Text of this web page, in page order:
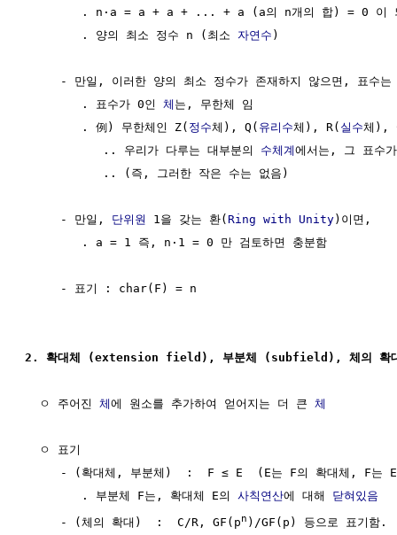
. n·a = a + a + ... + a (a의 n개의 합) = 0 이
        . 양의 최소 정수 n (최소
자연수 )
- 만일, 이러한 양의 최소 정수가 존재하지 않으면, 표수는
        . 표수가 0인
체 는, 무한체 임
        . 例) 무한체인 Z(
정수체), Q( 유리수체), R( 실수체),
           .. 우리가 다루는 대부분의
수체계에서는, 그 표수
           .. (즉, 그러한 작은 수는 없음)
     - 만일,
단위원 1을 갖는 환(Ring with Unity)이면,
        . a = 1 즉, n·1 = 0 만 검토하면 충분함
     - 표기 : char(F) = n
2. 확대체 (extension field), 부분체 (subfield), 체의
  ㅇ 주어진
체에 원소를 추가하여 얻어지는 더 큰 체
  ㅇ 표기
- (확대체, 부분체)  :  F ≤ E  (E는 F의 확대체, F는 E
        . 부분체 F는, 확대체 E의
사칙연산에 대해 닫혀있음
     - (체의 확대)  :  C/R, GF(p
n )/GF(p) 등으로 표기함.